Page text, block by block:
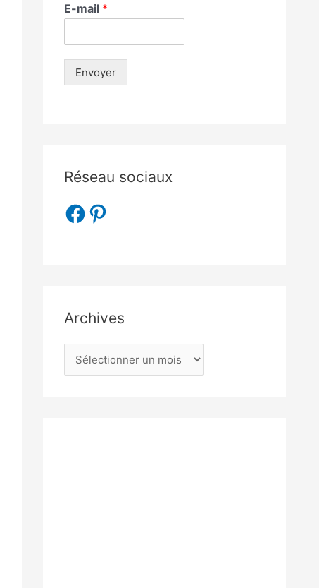
E-mail *
Envoyer
Réseau sociaux
Archives